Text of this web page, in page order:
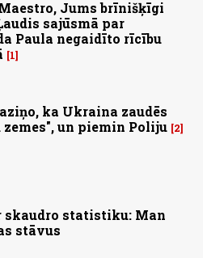
Jums brīnišķīgi
sajūsmā par
Paula negaidīto rīcību
1
ka Ukraina zaudēs
un piemin Poliju 2
skaudro statistiku: Man
stāvus